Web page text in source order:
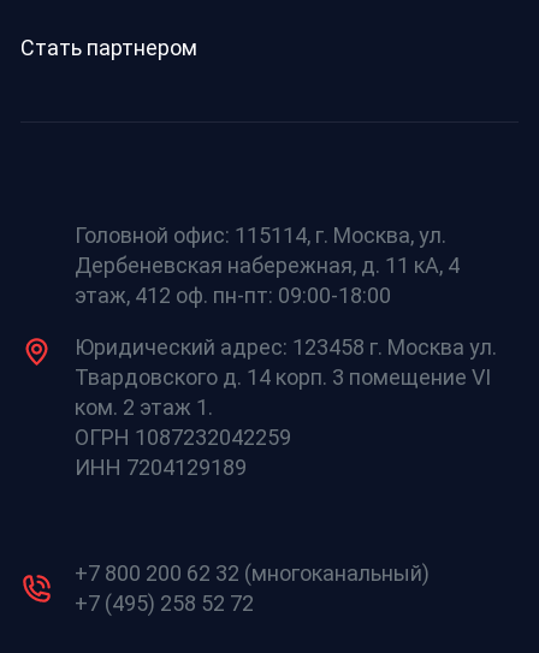
Стать партнером
Головной офис: 115114, г. Москва, ул.
Дербеневская набережная, д. 11 кА, 4
этаж, 412 оф. пн-пт: 09:00-18:00
Юридический адрес: 123458 г. Москва ул.
Твардовского д. 14 корп. 3 помещение VI
ком. 2 этаж 1.
ОГРН 1087232042259
ИНН 7204129189
+7 800 200 62 32 (многоканальный)
+7 (495) 258 52 72